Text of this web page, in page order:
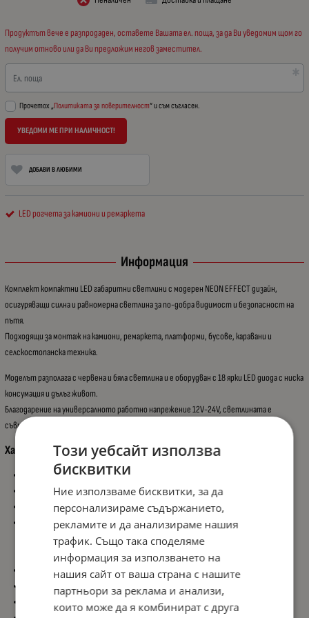
Продуктът вече е разпродаден, оставете Вашата ел. поща, за да Ви уведомим щом го
получим отново или да Ви предложим негов заместител.
Ел. поща
Прочетох „Политиката за поверителност“ и съм съгласен.
УВЕДОМИ МЕ ПРИ НАЛИЧНОСТ!
ДОБАВИ В ЛЮБИМИ
LED рогчета за камиони и ремаркета
Информация
Комплект компактни LED габаритни светлини с модерен NEON EFFECT дизайн,
осигуряващи силна и равномерна светлина за по-добра видимост и безопасност на
пътя.
Подходящи за монтаж на камиони, ремаркета, платформи, бусове, каравани и
селскостопанска техника.
Моделът разполага с червена и бяла светлина и е оборудван с 18 ярки LED диода с ниска
консумация и дълъг живот.
Благодарение на универсалното работно напрежение 12V-24V, светлината е
съвместима с повечето превозни средства.
Характеристики:
Комплект: 2 бр.
Тип: LED габаритна светлина
Ефект: NEON EFFECT
Светлина:
Червена
Бяла
Брой диоди: 18 LED
Този уебсайт използва
бисквитки
Ние използваме бисквитки, за да
персонализираме съдържанието,
рекламите и да анализираме нашия
трафик. Също така споделяме
информация за използването на
нашия сайт от ваша страна с нашите
партньори за реклама и анализи,
които може да я комбинират с друга